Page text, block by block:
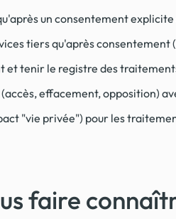
un consentement
tiers qu'après consentement
et tenir le registre des
effacement, opposition)
"vie privée") pour les
faire